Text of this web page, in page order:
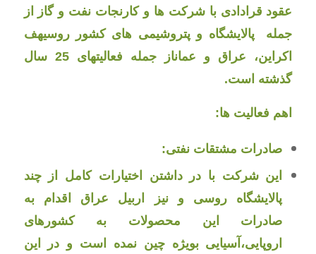
عقود قرادادی با شرکت ها و کارنجات نفت و گاز از
جمله پالایشگاه و پتروشیمی های کشور روسیهف
اکراین، عراق و عماناز جمله فعالیتهای 25 سال
گذشته است.
اهم فعالیت ها:
صادرات مشتقات نفتی:
این شرکت با در داشتن اختیارات کامل از چند
پالایشگاه روسی و نیز اربیل عراق اقدام به
صادرات این محصولات به کشورهای
اروپایی،آسیایی بویژه چین نمده است و در این